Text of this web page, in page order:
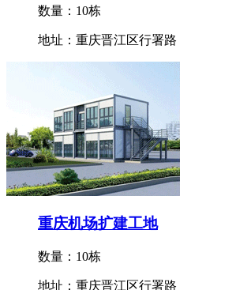
数量：10栋
地址：重庆晋江区行署路
重庆机场扩建工地
数量：10栋
地址：重庆晋江区行署路